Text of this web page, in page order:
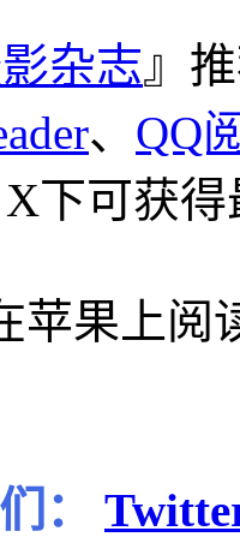
杂志』
、 QQ
X下可获
苹果上阅
：